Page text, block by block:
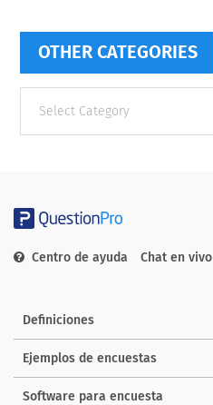
OTHER CATEGORIES
categories
Centro de ayuda Chat en vivo
Definiciones
Ejemplos de encuestas
Software para encuesta